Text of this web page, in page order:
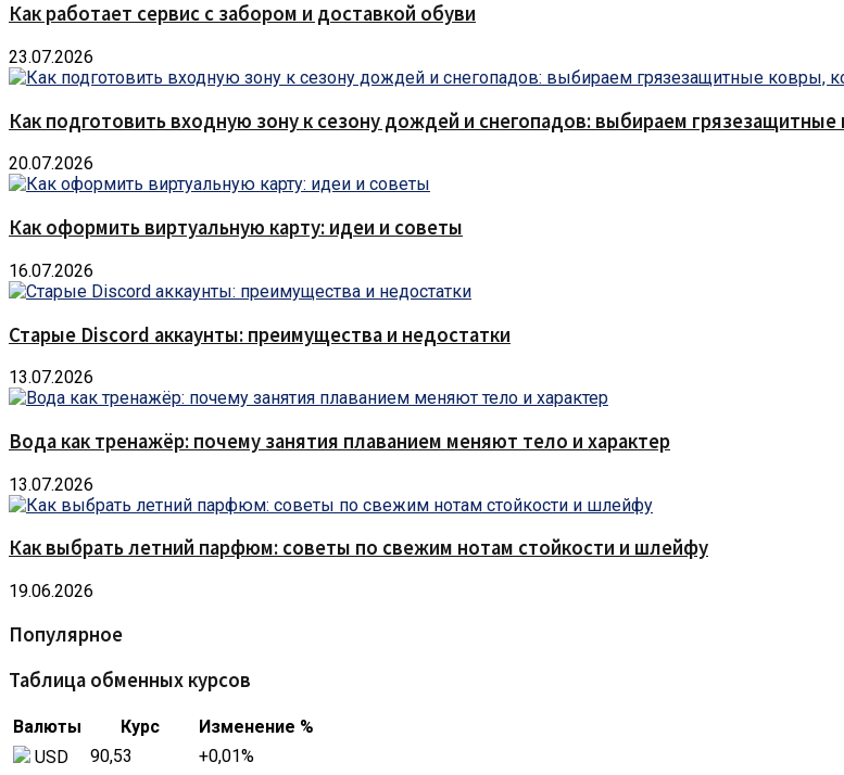
Как работает сервис с забором и доставкой обуви
23.07.2026
Как подготовить входную зону к сезону дождей и снегопадов: выбираем
20.07.2026
Как оформить виртуальную карту: идеи и советы
16.07.2026
Старые Discord аккаунты: преимущества и недостатки
13.07.2026
Вода как тренажёр: почему занятия плаванием меняют тело и характер
13.07.2026
Как выбрать летний парфюм: советы по свежим нотам стойкости и шлейфу
19.06.2026
Популярное
Таблица обменных курсов
Валюты Курс
Изменение %
USD
90,53 +0,01%